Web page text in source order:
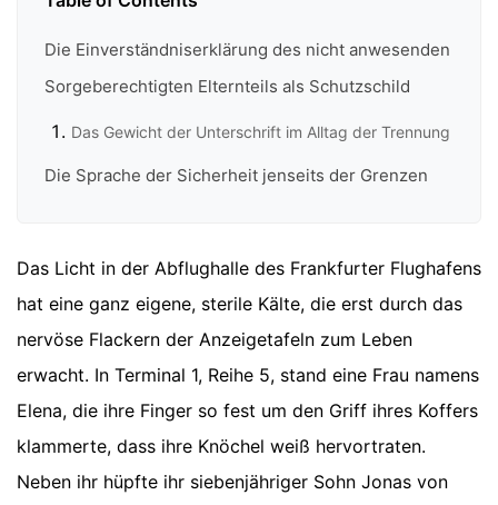
Die Einverständniserklärung des nicht anwesenden
Sorgeberechtigten Elternteils als Schutzschild
Das Gewicht der Unterschrift im Alltag der Trennung
Die Sprache der Sicherheit jenseits der Grenzen
Das Licht in der Abflughalle des Frankfurter Flughafens
hat eine ganz eigene, sterile Kälte, die erst durch das
nervöse Flackern der Anzeigetafeln zum Leben
erwacht. In Terminal 1, Reihe 5, stand eine Frau namens
Elena, die ihre Finger so fest um den Griff ihres Koffers
klammerte, dass ihre Knöchel weiß hervortraten.
Neben ihr hüpfte ihr siebenjähriger Sohn Jonas von